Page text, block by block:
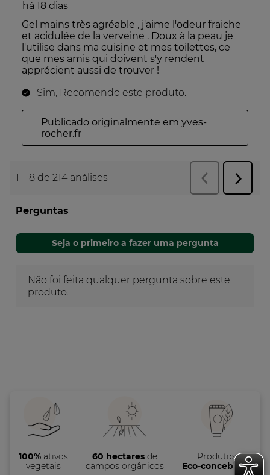
100%ativos
vegetais
60 hectares de
campos orgânicos
Produtos
Eco-concebidos